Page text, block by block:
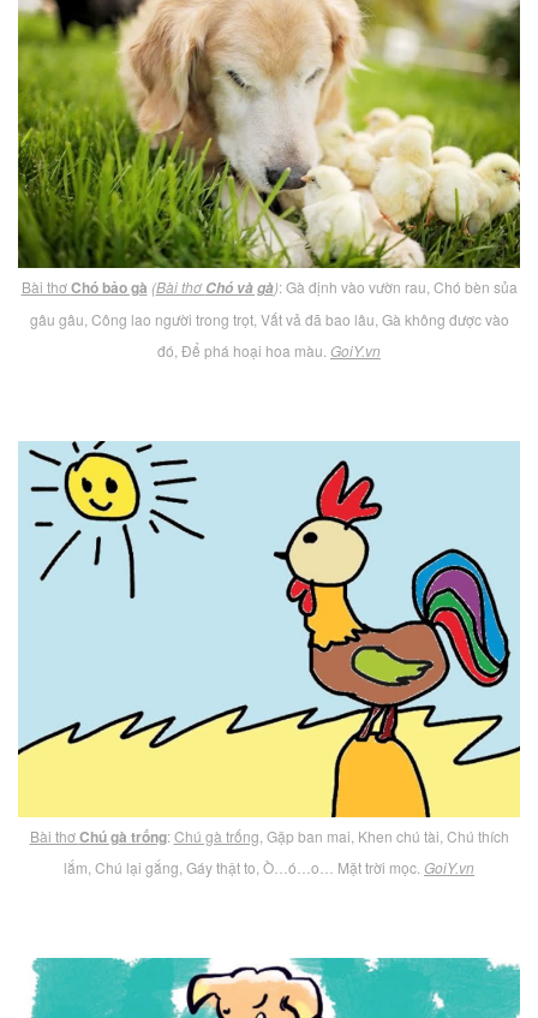
Bài thơChó bảo gà (Bài thơChó và gà): Gà định vào vườn rau, Chó bèn sủa
gâu gâu, Công lao người trong trọt, Vất vả đã bao lâu, Gà không được vào
đó, Để phá hoại hoa màu. GoiY.vn
Bài thơChú gà trống:Chú gà trống , Gặp ban mai, Khen chú tài, Chú thích
lắm, Chú lại gắng, Gáy thật to, Ò…ó…o… Mặt trời mọc. GoiY.vn